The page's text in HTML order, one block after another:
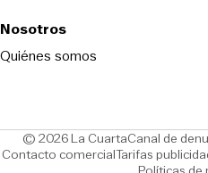
Nosotros
Quiénes somos
© 2026 La CuartaCanal de
Contacto comercialOpens in new
Tarifas